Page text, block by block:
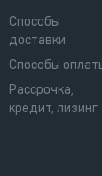
Способы
доставки
Способы
Рассрочка,
кредит, лизинг